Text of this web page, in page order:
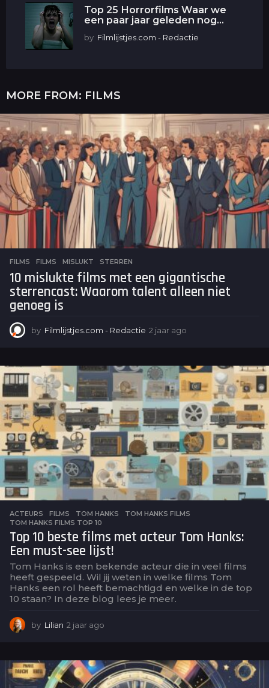
Top 25 Horrorfilms Waar we
een paar jaar geleden nog...
by Filmlijstjes.com - Redactie
MORE FROM: FILMS
FILMS FILMS ,MISLUKT ,STERREN
10 mislukte films met een gigantische
sterrencast: Waarom talent alleen niet
genoeg is
by Filmlijstjes.com - Redactie 2 jaar ago
a
r
a
g
o
ACTEURS ,FILMS TOM HANKS ,TOM HANKS FILMS
TOM HANKS FILMS TOP 10
Top 10 beste films met acteur Tom Hanks:
Een must-see lijst!
Tom Hanks is een bekende acteur die in veel films
heeft gespeeld. Wil jij weten in welke films Tom
Hanks een rol heeft bemachtigd en welke in de top
10 staan? In deze blog lees je meer.
by Lilian 2 jaar ago
a
r
a